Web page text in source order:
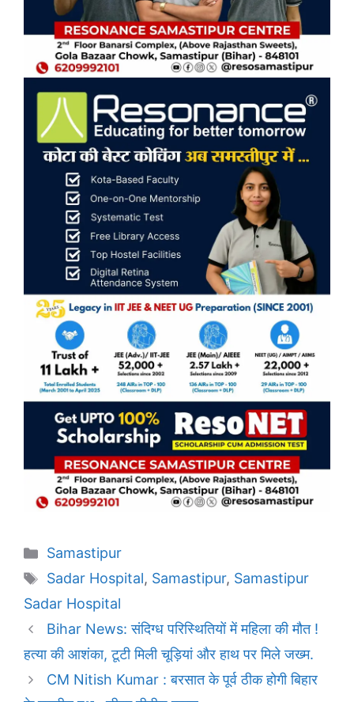
Categories
Samastipur
Tags
Sadar Hospital, Samastipur, Samastipur
Sadar Hospital
Bihar News: संदिग्ध परिस्थितियों में महिला की मौत !
हत्या की आशंका, टूटी मिली चूड़ियां और हाथ पर मिले जख्म.
CM Nitish Kumar : बरसात के पूर्व ठीक होगी बिहार